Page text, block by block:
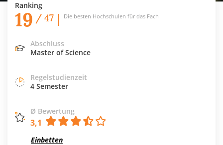
Ranking
19 / 47 Die besten Hochschulen für das Fach
Abschluss
Master of Science
Regelstudienzeit
4 Semester
Ø Bewertung
3,1
Einbetten